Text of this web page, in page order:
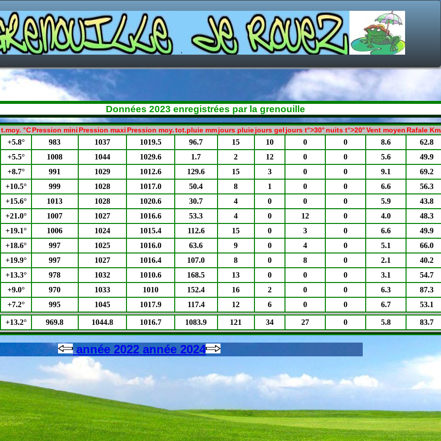
Données 2023 enregistrées par la grenouille
t.moy. °C Pression mini Pression maxi Pression moy.tot.pluie mm jours pluie jours gel jours t°>30° nuits t°>20°Vent moyen Rafale
+5.8° 983 1037 1019.5 96.7 15 10 0 0 8.6
62.8
+5.5° 1008 1044 1029.6 1.7 2 12 0 0 5.6
49.9
+8.7° 991 1029 1012.6 129.6 15 3 0 0 9.1
69.2
+10.5° 999 1028 1017.0 50.4 8 1 0 0 6.6
56.3
+15.6° 1013 1028 1020.6 30.7 4 0 0 0 5.9
43.8
+21.0° 1007 1027 1016.6 53.3 4 0 12 0 4.0
48.3
+19.1° 1006 1024 1015.4 112.6 15 0 3 0 6.6
49.9
+18.6° 997 1025 1016.0 63.6 9 0 4 0 5.1
66.0
+19.9° 997 1027 1016.4 107.0 8 0 8 0 2.1
40.2
+13.3° 978 1032 1010.6 168.5 13 0 0 0 3.1
54.7
+9.0° 970 1033 1010 152.4 16 2 0 0 6.3
87.3
+7.2° 995 1045 1017.9 117.4 12 6 0 0 6.7 53.1
+13.2° 969.8 1044.8 1016.7 1083.9 121 34 27 0 5.8 83.7
année 2022 année 2024